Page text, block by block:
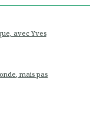
avec Yves
mais pas